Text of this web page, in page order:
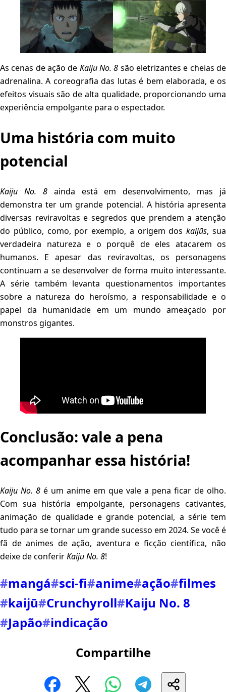
As cenas de ação de Kaiju No. 8 são eletrizantes e cheias de
adrenalina. A coreografia das lutas é bem elaborada, e os
efeitos visuais são de alta qualidade, proporcionando uma
experiência empolgante para o espectador.
Uma história com muito
potencial
Kaiju No. 8ainda está em desenvolvimento, mas já
demonstra ter um grande potencial. A história apresenta
diversas reviravoltas e segredos que prendem a atenção
do público, como, por exemplo, a origem doskaijūs, sua
verdadeira natureza e o porquê de eles atacarem os
humanos. E apesar das reviravoltas, os personagens
continuam a se desenvolver de forma muito interessante.
A série também levanta questionamentos importantes
sobre a natureza do heroísmo, a responsabilidade e o
papel da humanidade em um mundo ameaçado por
monstros gigantes.
Conclusão: vale a pena
acompanhar essa história!
Kaiju No. 8 é um anime em que vale a pena ficar de olho.
Com sua história empolgante, personagens cativantes,
animação de qualidade e grande potencial, a série tem
tudo para se tornar um grande sucesso em 2024. Se você é
fã de animes de ação, aventura e ficção científica, não
deixe de conferirKaiju No. 8!
#mangá#sci-fi#anime#ação#filmes
#kaijū#Crunchyroll#Kaiju No. 8
#Japão#indicação
Compartilhe